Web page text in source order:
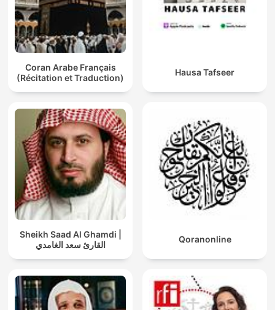
Coran Arabe Français
(Récitation et Traduction)
Hausa Tafseer
Sheikh Saad Al Ghamdi |
القارئ سعد الغامدي
Qoranonline